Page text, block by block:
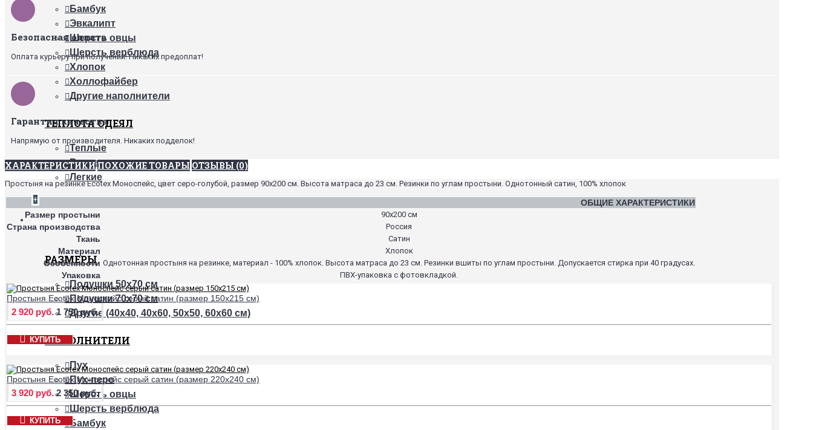
Бамбук
Эвкалипт
Шерсть овцы
Шерсть верблюда
Хлопок
Холлофайбер
Другие наполнители
ТЕПЛОТА ОДЕЯЛ
Теплые
Всесезонные
Легкие
+
ПОДУШКИ
РАЗМЕРЫ
Подушки 50х70 см
Подушки 70х70 см
Другие (40х40, 40х60, 50х50, 60х60 см)
НАПОЛНИТЕЛИ
Пух
Пух-перо
Шерсть овцы
Шерсть верблюда
Бамбук
Безопасная оплата
Оплата курьеру при получении! Никаких предоплат!
Гарантия качества
Напрямую от производителя. Никаких подделок!
ХАРАКТЕРИСТИКИ ПОХОЖИЕ ТОВАРЫ ОТЗЫВЫ (0)
Простыня на резинке Ecotex Моноспейс, цвет серо-голубой, размер 90х200 см. Высота матраса до 23 см. Резинки по углам простыни. Однотонный сатин, 100% хлопок
ОБЩИЕ ХАРАКТЕРИСТИКИ
Размер простыни
90х200 см
Страна производства Россия
Ткань Сатин
Материал Хлопок
Особенности Однотонная простыня на резинке, материал - 100% хлопок. Высота матраса до 23 см. Резинки вшиты по углам простыни. Допускается стирка при 40 градусах.
Упаковка ПВХ-упаковка с фотовкладкой.
Простыня Ecotex Моноспейс серый сатин (размер 150х215 см)
2 920 руб. 1 750 руб.
КУПИТЬ
Простыня Ecotex Моноспейс серый сатин (размер 220х240 см)
3 920 руб. 2 350 руб.
КУПИТЬ